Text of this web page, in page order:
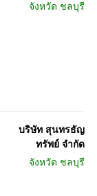
จังหวัด ชลบุรี
บริษัท สุนทรธัญ
ทรัพย์ จำกัด
จังหวัด ชลบุรี